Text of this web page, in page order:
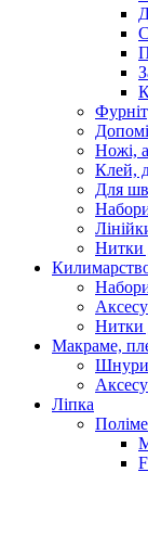
Ножі,
Клей,
Для
Нитки
Нитки
Макраме,
Шнури
Ліпка